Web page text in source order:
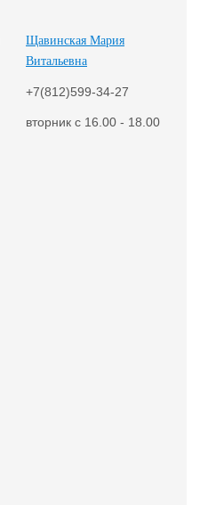
Щавинская Мария
Витальевна
+7(812)599-34-27
вторник с 16.00 - 18.00